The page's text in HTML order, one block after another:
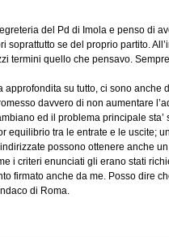
del Pd di Imola e penso di
se del proprio partito.
termini quello che pensavo.
approfondita su tutto, ci sono anche
davvero di non aumentare
ed il problema principale sta’
equilibrio tra le entrate e le uscite;
possono ottenere anche
i criteri enunciati gli erano stati
firmato anche da me. Posso dire
di Roma.